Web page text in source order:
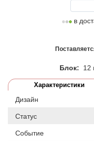
в
Блок: 12
Характеристики
Дизайн
Статус
Событие